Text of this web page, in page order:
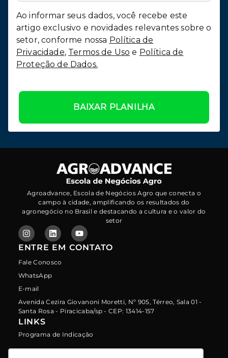
Ao informar seus dados, você recebe este
artigo exclusivo e novidades relevantes sobre o
setor, conforme nossa Política de
Privacidade, Termos de Uso e Política de
Proteção de Dados.
BAIXAR PLANILHA
Agroadvance, Escola de Negócios Agro que conecta o
campo à cidade, amplificando os resultados do
agronegócio no Brasil e destacando a cultura e o valor do
setor
ENTRE EM CONTATO
Fale Conosco
WhatsApp
E-mail
Avenida Cezira Giovanoni Moretti, Nº 905, Térreo, Sala 01 -
Santa Rosa - Piracicaba/sp - CEP: 13414-157
LINKS
Programa de Indicação
Política de Proteção de Dados